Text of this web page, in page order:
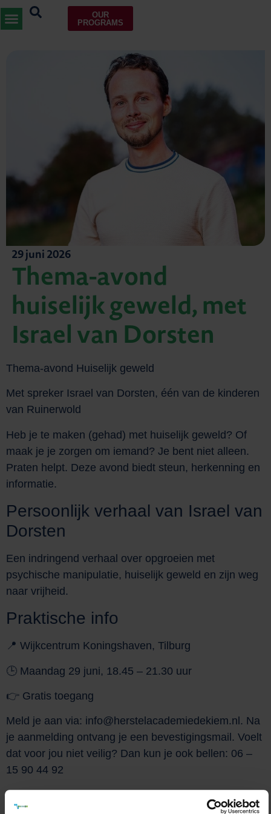
OUR
PROGRAMS
29 juni 2026
Thema-avond
huiselijk geweld, met
Israel van Dorsten
Thema-avond Huiselijk geweld
Met spreker Israel van Dorsten, één van de kinderen
van Ruinerwold
Heb je te maken (gehad) met huiselijk geweld? Of
maak je je zorgen om iemand? Je bent niet alleen.
Praten helpt. Deze avond biedt steun, herkenning en
informatie.
Persoonlijk verhaal van Israel van
Dorsten
Een indringend verhaal over opgroeien met
psychische manipulatie, huiselijk geweld en zijn weg
naar vrijheid.
Praktische info
📍 Wijkcentrum Koningshaven, Tilburg
🕒 Maandag 29 juni, 18.45 – 21.30 uur
👉 Gratis toegang
Meld je aan via: info@herstelacademiedekiem.nl. Na
je aanmelding ontvang je een bevestigingsmail. Voelt
dat voor jou niet veilig? Dan kun je ook bellen: 06 –
15 90 44 92
Programma